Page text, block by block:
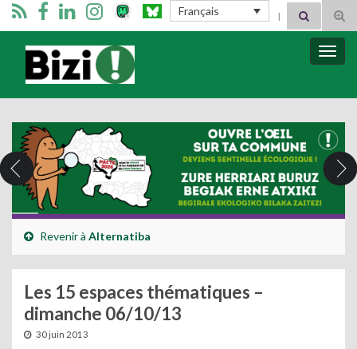
Français Search for:
Bizimugi
Revenir à Alternatiba
Les 15 espaces thématiques –
dimanche 06/10/13
30 juin 2013